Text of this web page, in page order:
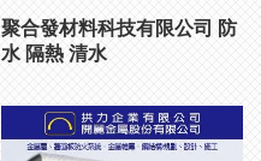
聚合發材料科技有限公司 防
水 隔熱 清水